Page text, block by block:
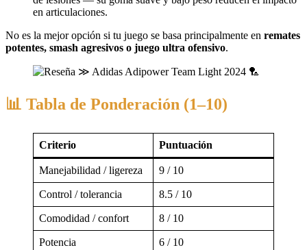
en articulaciones.
No es la mejor opción si tu juego se basa principalmente en remates
potentes, smash agresivos o juego ultra ofensivo.
📊 Tabla de Ponderación (1–10)
Criterio Puntuación
Manejabilidad / ligereza 9 / 10
Control / tolerancia 8.5 / 10
Comodidad / confort 8 / 10
Potencia 6 / 10